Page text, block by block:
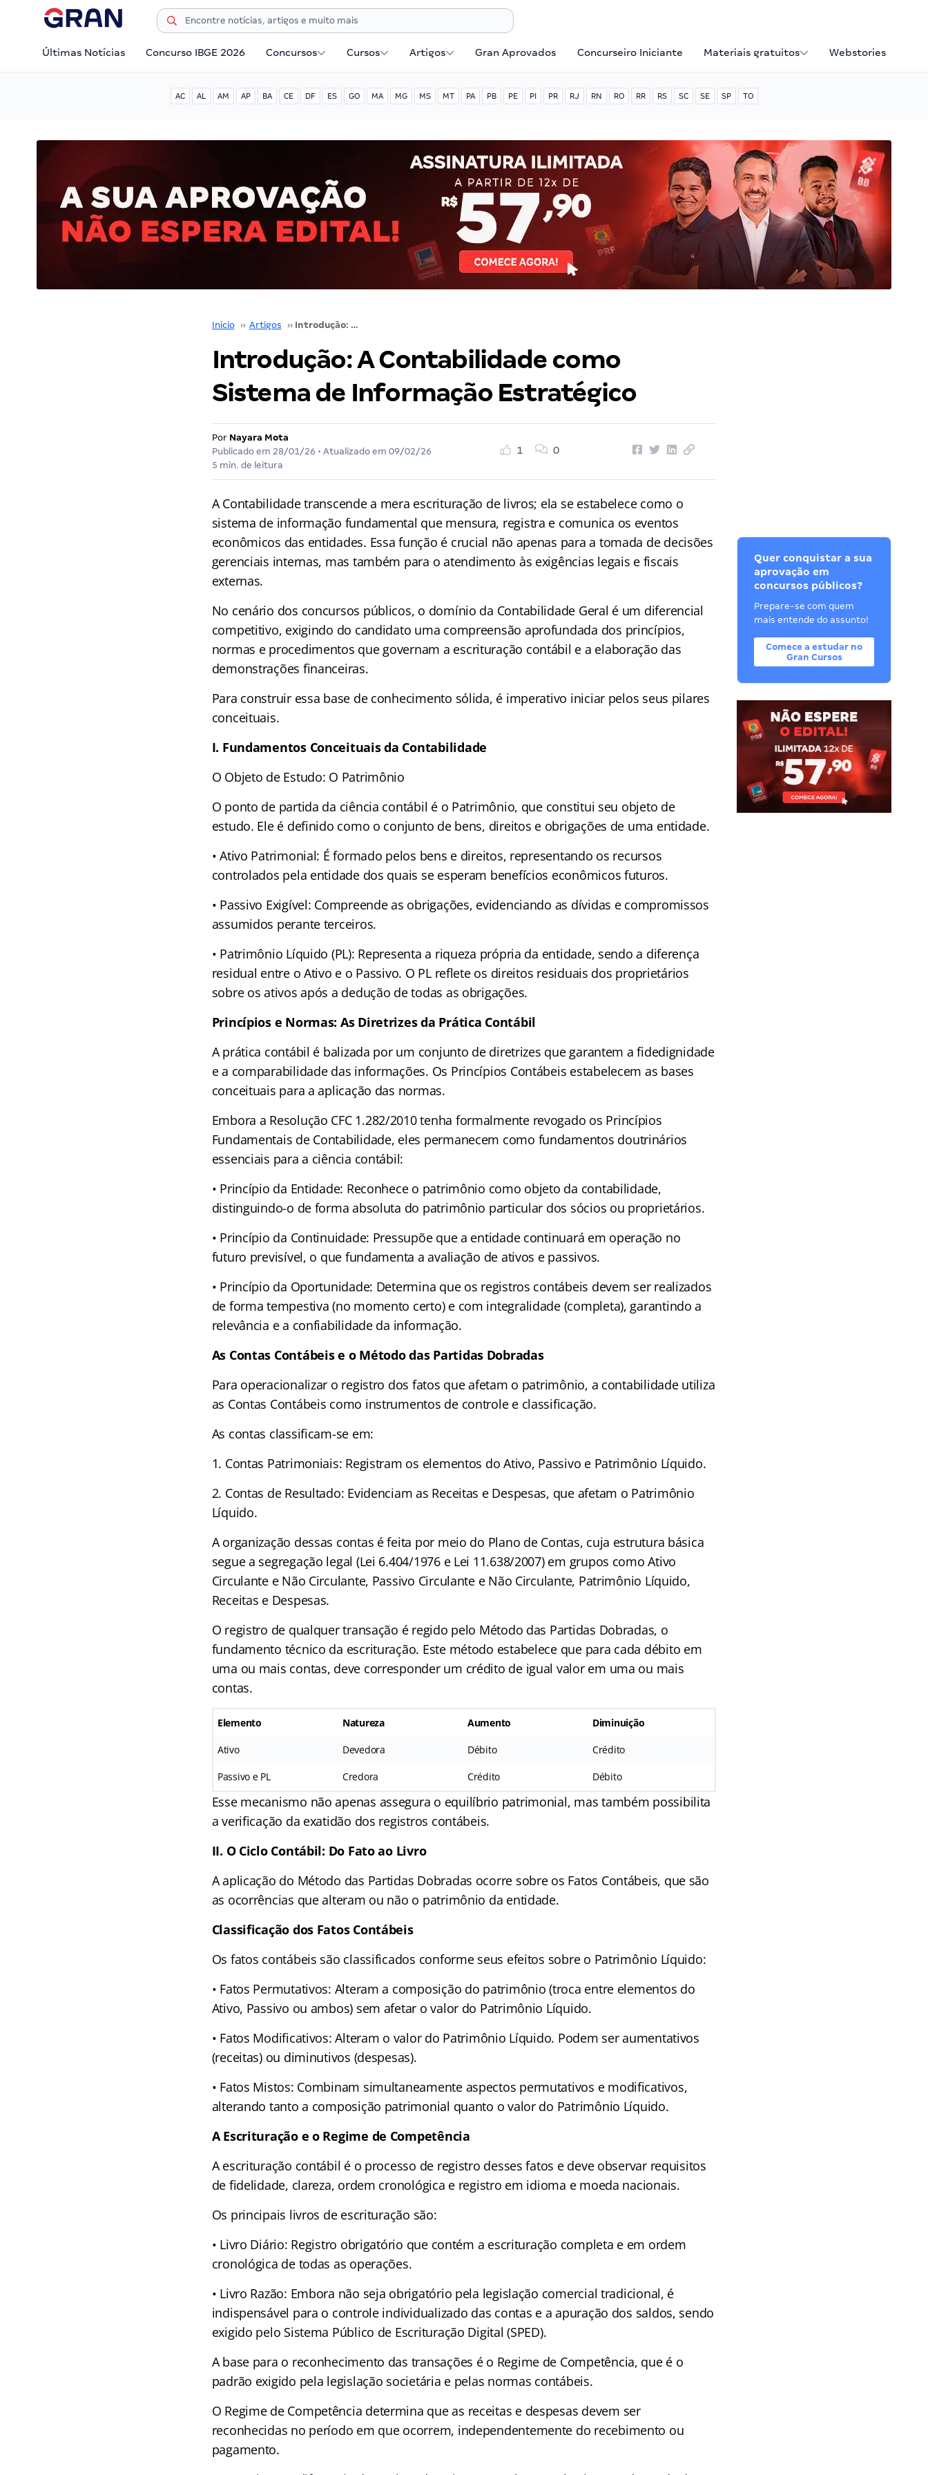
Últimas Notícias Concurso IBGE 2026 Concursos Cursos Artigos Gran Aprovados Concurseiro Iniciante Materiais gratuitos Webstories
AC AL AM AP BA CE DF ES GO MA MG MS MT PA PB PE PI PR RJ RN RO RR RS SC SE SP TO
Início ›› Artigos ›› Introdução: A Contabilidade como Sistema de Informação Estratégico
Introdução: A Contabilidade como
Sistema de Informação Estratégico
Por Nayara Mota
Publicado em 28/01/26 • Atualizado em 09/02/26
5 min. de leitura
1 0
A Contabilidade transcende a mera escrituração de livros; ela se estabelece como o
sistema de informação fundamental que mensura, registra e comunica os eventos
econômicos das entidades. Essa função é crucial não apenas para a tomada de decisões
gerenciais internas, mas também para o atendimento às exigências legais e fiscais
externas.
No cenário dos concursos públicos, o domínio da Contabilidade Geral é um diferencial
competitivo, exigindo do candidato uma compreensão aprofundada dos princípios,
normas e procedimentos que governam a escrituração contábil e a elaboração das
demonstrações financeiras.
Para construir essa base de conhecimento sólida, é imperativo iniciar pelos seus pilares
conceituais.
I. Fundamentos Conceituais da Contabilidade
O Objeto de Estudo: O Patrimônio
O ponto de partida da ciência contábil é o Patrimônio, que constitui seu objeto de
estudo. Ele é definido como o conjunto de bens, direitos e obrigações de uma entidade.
• Ativo Patrimonial: É formado pelos bens e direitos, representando os recursos
controlados pela entidade dos quais se esperam benefícios econômicos futuros.
• Passivo Exigível: Compreende as obrigações, evidenciando as dívidas e compromissos
assumidos perante terceiros.
• Patrimônio Líquido (PL): Representa a riqueza própria da entidade, sendo a diferença
residual entre o Ativo e o Passivo. O PL reflete os direitos residuais dos proprietários
sobre os ativos após a dedução de todas as obrigações.
Princípios e Normas: As Diretrizes da Prática Contábil
A prática contábil é balizada por um conjunto de diretrizes que garantem a fidedignidade
e a comparabilidade das informações. Os Princípios Contábeis estabelecem as bases
conceituais para a aplicação das normas.
Embora a Resolução CFC 1.282/2010 tenha formalmente revogado os Princípios
Fundamentais de Contabilidade, eles permanecem como fundamentos doutrinários
essenciais para a ciência contábil:
• Princípio da Entidade: Reconhece o patrimônio como objeto da contabilidade,
distinguindo-o de forma absoluta do patrimônio particular dos sócios ou proprietários.
• Princípio da Continuidade: Pressupõe que a entidade continuará em operação no
futuro previsível, o que fundamenta a avaliação de ativos e passivos.
• Princípio da Oportunidade: Determina que os registros contábeis devem ser realizados
de forma tempestiva (no momento certo) e com integralidade (completa), garantindo a
relevância e a confiabilidade da informação.
As Contas Contábeis e o Método das Partidas Dobradas
Para operacionalizar o registro dos fatos que afetam o patrimônio, a contabilidade utiliza
as Contas Contábeis como instrumentos de controle e classificação.
As contas classificam-se em:
1. Contas Patrimoniais: Registram os elementos do Ativo, Passivo e Patrimônio Líquido.
2. Contas de Resultado: Evidenciam as Receitas e Despesas, que afetam o Patrimônio
Líquido.
A organização dessas contas é feita por meio do Plano de Contas, cuja estrutura básica
segue a segregação legal (Lei 6.404/1976 e Lei 11.638/2007) em grupos como Ativo
Circulante e Não Circulante, Passivo Circulante e Não Circulante, Patrimônio Líquido,
Receitas e Despesas.
O registro de qualquer transação é regido pelo Método das Partidas Dobradas, o
fundamento técnico da escrituração. Este método estabelece que para cada débito em
uma ou mais contas, deve corresponder um crédito de igual valor em uma ou mais
contas.
Elemento Natureza Aumento Diminuição
Ativo Devedora Débito Crédito
Passivo e PL Credora Crédito Débito
Esse mecanismo não apenas assegura o equilíbrio patrimonial, mas também possibilita
a verificação da exatidão dos registros contábeis.
II. O Ciclo Contábil: Do Fato ao Livro
A aplicação do Método das Partidas Dobradas ocorre sobre os Fatos Contábeis, que são
as ocorrências que alteram ou não o patrimônio da entidade.
Classificação dos Fatos Contábeis
Os fatos contábeis são classificados conforme seus efeitos sobre o Patrimônio Líquido:
• Fatos Permutativos: Alteram a composição do patrimônio (troca entre elementos do
Ativo, Passivo ou ambos) sem afetar o valor do Patrimônio Líquido.
• Fatos Modificativos: Alteram o valor do Patrimônio Líquido. Podem ser aumentativos
(receitas) ou diminutivos (despesas).
• Fatos Mistos: Combinam simultaneamente aspectos permutativos e modificativos,
alterando tanto a composição patrimonial quanto o valor do Patrimônio Líquido.
A Escrituração e o Regime de Competência
A escrituração contábil é o processo de registro desses fatos e deve observar requisitos
de fidelidade, clareza, ordem cronológica e registro em idioma e moeda nacionais.
Os principais livros de escrituração são:
• Livro Diário: Registro obrigatório que contém a escrituração completa e em ordem
cronológica de todas as operações.
• Livro Razão: Embora não seja obrigatório pela legislação comercial tradicional, é
indispensável para o controle individualizado das contas e a apuração dos saldos, sendo
exigido pelo Sistema Público de Escrituração Digital (SPED).
A base para o reconhecimento das transações é o Regime de Competência, que é o
padrão exigido pela legislação societária e pelas normas contábeis.
O Regime de Competência determina que as receitas e despesas devem ser
reconhecidas no período em que ocorrem, independentemente do recebimento ou
pagamento.
Quer conquistar a sua
aprovação em
concursos públicos?
Prepare-se com quem
mais entende do assunto!
Comece a estudar no
Gran Cursos